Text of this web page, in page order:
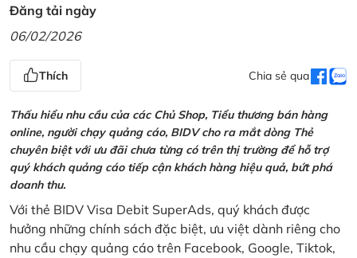
Đăng tải ngày
06/02/2026
Thích Chia sẻ qua
Thấu hiểu nhu cầu của các Chủ Shop, Tiểu thương bán hàng
online, người chạy quảng cáo, BIDV cho ra mắt dòng Thẻ
chuyên biệt với ưu đãi chưa từng có trên thị trường để hỗ trợ
quý khách quảng cáo tiếp cận khách hàng hiệu quả, bứt phá
doanh thu.
Với thẻ BIDV Visa Debit SuperAds, quý khách được
hưởng những chính sách đặc biệt, ưu việt dành riêng cho
nhu cầu chạy quảng cáo trên Facebook, Google, Tiktok,